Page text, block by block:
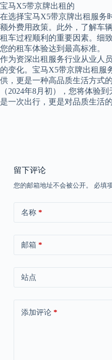
宝马X5带京牌出租的
在选择宝马X5带京牌出租服务
额外费用政策。此外，了解车
租车过程顺利的重要因素。细
您的租车体验达到最高标准。
作为资深出租服务行业从业人
的变化。宝马X5带京牌出租服
供，更是一种高品质生活方式
（2024年8月初），您将体验
是一次出行，更是对品质生活的
留下评论
您的邮箱地址不会被公开。 必填
名称*
邮箱 *
站点
添加评论*